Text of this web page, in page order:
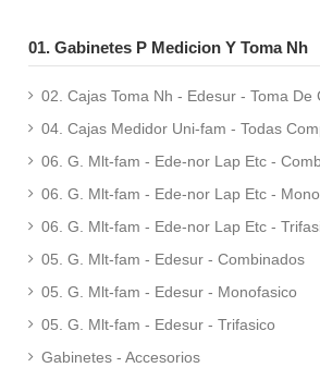
01. Gabinetes P Medicion Y Toma Nh
02. Cajas Toma Nh - Edesur - Toma De
04. Cajas Medidor Uni-fam - Todas
06. G. Mlt-fam - Ede-nor Lap Etc -
06. G. Mlt-fam - Ede-nor Lap Etc -
06. G. Mlt-fam - Ede-nor Lap Etc -
05. G. Mlt-fam - Edesur - Combinados
05. G. Mlt-fam - Edesur - Monofasico
05. G. Mlt-fam - Edesur - Trifasico
Gabinetes - Accesorios